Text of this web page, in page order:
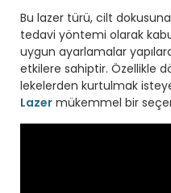
Bu lazer türü, cilt
tedavi yöntemi olarak
uygun ayarlamalar
etkilere sahiptir. Özellikle
lekelerden kurtulmak
Lazer mükemmel bir